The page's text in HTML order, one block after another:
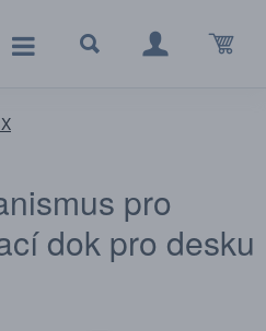
pro
dok pro desku